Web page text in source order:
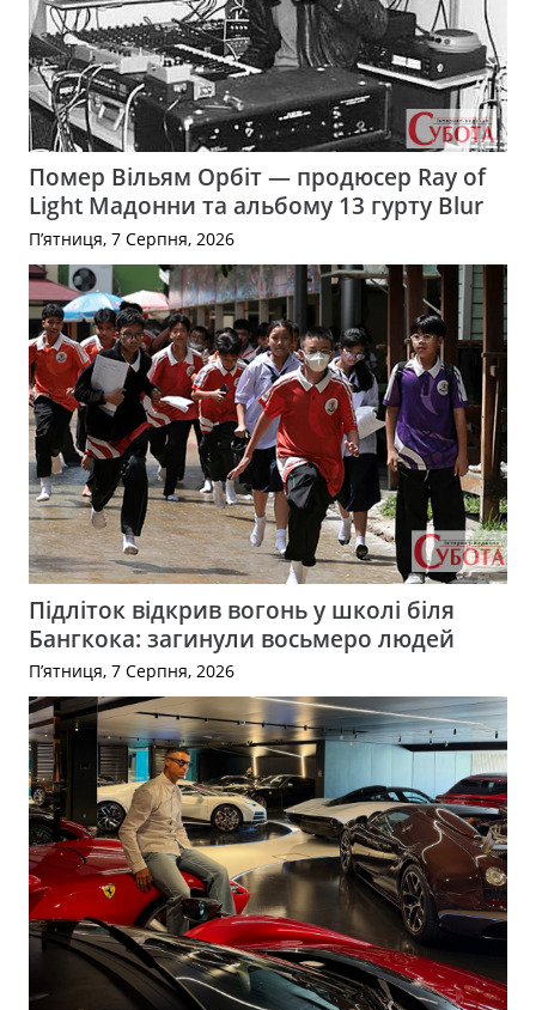
Помер Вільям Орбіт — продюсер Ray of
Light Мадонни та альбому 13 гурту Blur
П’ятниця, 7 Серпня, 2026
Підліток відкрив вогонь у школі біля
Бангкока: загинули восьмеро людей
П’ятниця, 7 Серпня, 2026